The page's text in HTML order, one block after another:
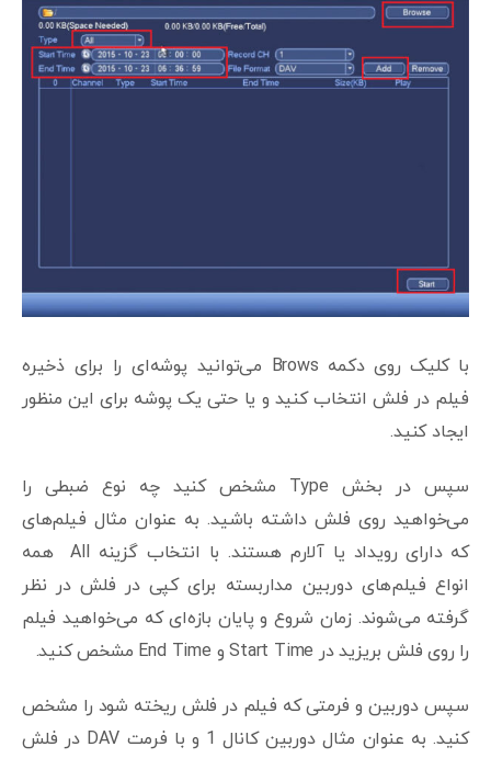
با کلیک روی دکمه Brows می‌توانید پوشه‌ای را برای ذخیره
فیلم در فلش انتخاب کنید و یا حتی یک پوشه برای این منظور
ایجاد کنید.
سپس در بخش Type مشخص کنید چه نوع ضبطی را
می‌خواهید روی فلش داشته باشید. به عنوان مثال فیلم‌های
که دارای رویداد یا آلارم هستند. با انتخاب گزینه All همه
انواع فیلم‌های دوربین مداربسته برای کپی در فلش در نظر
گرفته می‌شوند. زمان شروع و پایان بازه‌ای که می‌خواهید فیلم
را روی فلش بریزید در Start Time و End Time مشخص کنید.
سپس دوربین و فرمتی که فیلم در فلش ریخته شود را مشخص
کنید. به عنوان مثال دوربین کانال 1 و با فرمت DAV در فلش